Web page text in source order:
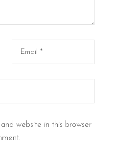
website in this browser